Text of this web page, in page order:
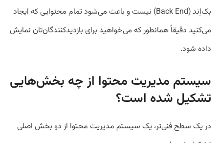
بک‌اِند (Back End) نیست و باعث می‌شود تمام محتوایی که ایجاد
می‌کنید دقیقاً همانطور که می‌خواهید برای بازدیدکنندگان‌تان نمایش
داده شود.
سیستم مدیریت محتوا از چه بخش‌هایی
تشکیل شده است؟
در یک سطح فنی‌تر، یک سیستم مدیریت محتوا از دو بخش اصلی